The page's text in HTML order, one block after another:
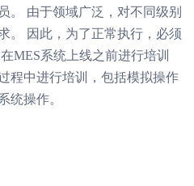
。 由于领域广泛，对不同级别
。 因此，为了正常执行，必须
MES系统上线之前进行培训
程中进行培训，包括模拟操作
统操作。